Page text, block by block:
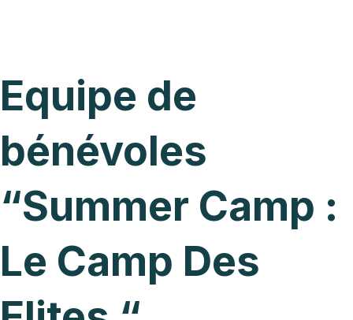
Equipe de
bénévoles
“Summer Camp :
Le Camp Des